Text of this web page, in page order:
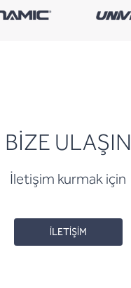
BİZE ULAŞIN
İletişim kurmak için
İLETİŞİM